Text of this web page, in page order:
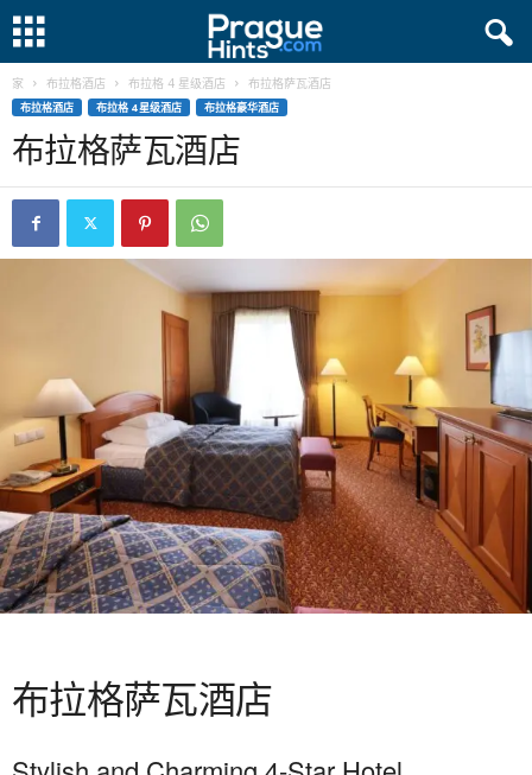
家 布拉格酒店 布拉格 4 星级酒店 布拉格萨瓦酒店
布拉格酒店 布拉格 4 星级酒店 布拉格豪华酒店
布拉格萨瓦酒店
布拉格萨瓦酒店